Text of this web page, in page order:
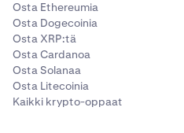
Osta Ethereumia
Osta Dogecoinia
Osta XRP:tä
Osta Cardanoa
Osta Solanaa
Osta Litecoinia
Kaikki krypto-oppaat